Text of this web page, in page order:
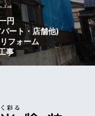
円
ート・店舗他)
フォーム
事